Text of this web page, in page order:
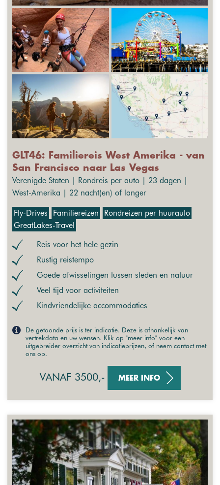
GLT46: Familiereis West Amerika - van
San Francisco naar Las Vegas
Verenigde Staten | Rondreis per auto | 23 dagen |
West-Amerika | 22 nacht(en) of langer
Fly-Drives Familiereizen
Rondreizen per huurauto
GreatLakes-Travel
Reis voor het hele gezin
Rustig reistempo
Goede afwisselingen tussen steden en natuur
Veel tijd voor activiteiten
Kindvriendelijke accommodaties
De getoonde prijs is ter indicatie. Deze is afhankelijk van
vertrekdata en uw wensen. Klik op "meer info" voor een
uitgebreider overzicht van indicatieprijzen, of neem contact met
ons op.
VANAF 3500,- MEER INFO